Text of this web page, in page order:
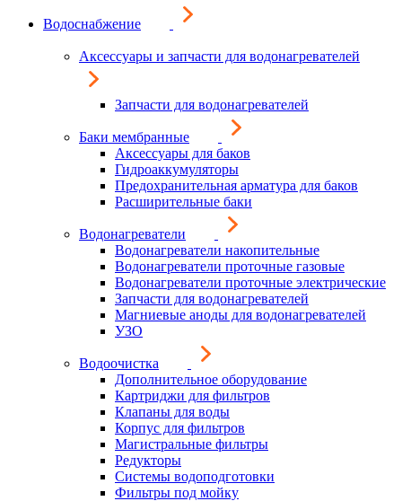
Водоснабжение
Аксессуары и запчасти для водонагревателей
Запчасти для водонагревателей
Баки мембранные
Аксессуары для баков
Гидроаккумуляторы
Предохранительная арматура для баков
Расширительные баки
Водонагреватели
Водонагреватели накопительные
Водонагреватели проточные газовые
Водонагреватели проточные электрические
Запчасти для водонагревателей
Магниевые аноды для водонагревателей
УЗО
Водоочистка
Дополнительное оборудование
Картриджи для фильтров
Клапаны для воды
Корпус для фильтров
Магистральные фильтры
Редукторы
Системы водоподготовки
Фильтры под мойку